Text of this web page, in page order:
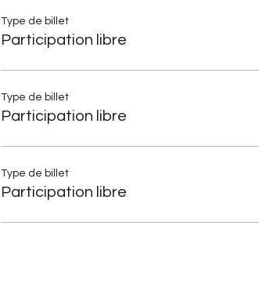
Type de billet
Participation libre
Type de billet
Participation libre
Type de billet
Participation libre